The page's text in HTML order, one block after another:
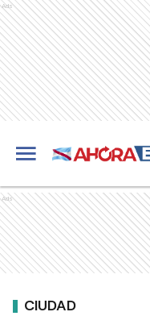
Ads
Ads
CIUDAD